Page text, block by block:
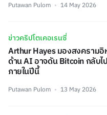
Putawan Pulom 14 May 2026
ข่าวคริปโตเคอเรนซี่
Arthur Hayes มองสงคราม
ด้าน AI อาจดัน Bitcoin กลับ
ภายในปีนี้
Putawan Pulom 13 May 2026